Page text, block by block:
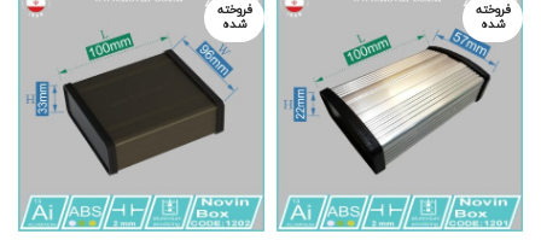
فروخته
شده
فروخته
شده